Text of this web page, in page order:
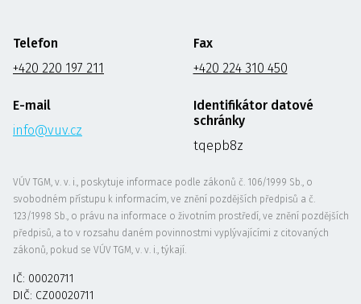
Telefon
+420 220 197 211
E-mail
info@vuv.cz
Fax
+420 224 310 450
Identifikátor datové
schránky
tqepb8z
VÚV TGM, v. v. i., poskytuje informace podle zákonů č. 106/1999 Sb., o
svobodném přístupu k informacím, ve znění pozdějších předpisů a č.
123/1998 Sb., o právu na informace o životním prostředí, ve znění pozdějších
předpisů, a to v rozsahu daném povinnostmi vyplývajícími z citovaných
zákonů, pokud se VÚV TGM, v. v. i., týkají.
IČ: 00020711
DIČ: CZ00020711